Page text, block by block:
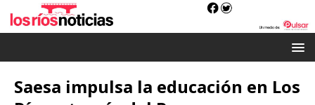
Saesa impulsa la educación en Los